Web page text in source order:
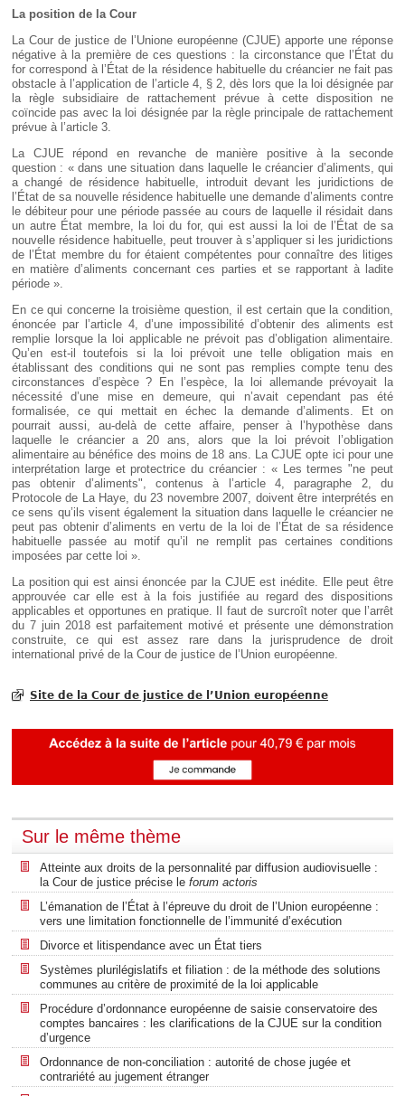
La position de la Cour
La Cour de justice de l’Unione européenne (CJUE) apporte une réponse
négative à la première de ces questions : la circonstance que l’État du
for correspond à l’État de la résidence habituelle du créancier ne fait pas
obstacle à l’application de l’article 4, § 2, dès lors que la loi désignée par
la règle subsidiaire de rattachement prévue à cette disposition ne
coïncide pas avec la loi désignée par la règle principale de rattachement
prévue à l’article 3.
La CJUE répond en revanche de manière positive à la seconde
question : « dans une situation dans laquelle le créancier d’aliments, qui
a changé de résidence habituelle, introduit devant les juridictions de
l’État de sa nouvelle résidence habituelle une demande d’aliments contre
le débiteur pour une période passée au cours de laquelle il résidait dans
un autre État membre, la loi du for, qui est aussi la loi de l’État de sa
nouvelle résidence habituelle, peut trouver à s’appliquer si les juridictions
de l’État membre du for étaient compétentes pour connaître des litiges
en matière d’aliments concernant ces parties et se rapportant à ladite
période ».
En ce qui concerne la troisième question, il est certain que la condition,
énoncée par l’article 4, d’une impossibilité d’obtenir des aliments est
remplie lorsque la loi applicable ne prévoit pas d’obligation alimentaire.
Qu’en est-il toutefois si la loi prévoit une telle obligation mais en
établissant des conditions qui ne sont pas remplies compte tenu des
circonstances d’espèce ? En l’espèce, la loi allemande prévoyait la
nécessité d’une mise en demeure, qui n’avait cependant pas été
formalisée, ce qui mettait en échec la demande d’aliments. Et on
pourrait aussi, au-delà de cette affaire, penser à l’hypothèse dans
laquelle le créancier a 20 ans, alors que la loi prévoit l’obligation
alimentaire au bénéfice des moins de 18 ans. La CJUE opte ici pour une
interprétation large et protectrice du créancier : « Les termes "ne peut
pas obtenir d’aliments", contenus à l’article 4, paragraphe 2, du
Protocole de La Haye, du 23 novembre 2007, doivent être interprétés en
ce sens qu’ils visent également la situation dans laquelle le créancier ne
peut pas obtenir d’aliments en vertu de la loi de l’État de sa résidence
habituelle passée au motif qu’il ne remplit pas certaines conditions
imposées par cette loi ».
La position qui est ainsi énoncée par la CJUE est inédite. Elle peut être
approuvée car elle est à la fois justifiée au regard des dispositions
applicables et opportunes en pratique. Il faut de surcroît noter que l’arrêt
du 7 juin 2018 est parfaitement motivé et présente une démonstration
construite, ce qui est assez rare dans la jurisprudence de droit
international privé de la Cour de justice de l’Union européenne.
Site de la Cour de justice de l’Union européenne
Sur le même thème
Atteinte aux droits de la personnalité par diffusion audiovisuelle :
la Cour de justice précise le forum actoris
L’émanation de l’État à l’épreuve du droit de l’Union européenne :
vers une limitation fonctionnelle de l’immunité d’exécution
Divorce et litispendance avec un État tiers
Systèmes plurilégislatifs et filiation : de la méthode des solutions
communes au critère de proximité de la loi applicable
Procédure d’ordonnance européenne de saisie conservatoire des
comptes bancaires : les clarifications de la CJUE sur la condition
d’urgence
Ordonnance de non-conciliation : autorité de chose jugée et
contrariété au jugement étranger